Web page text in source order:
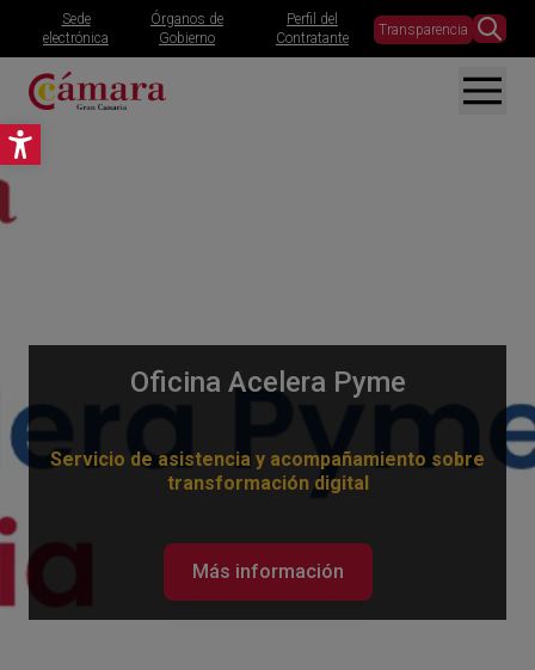
Abrir barra de herramientas
Sede
electrónica
Órganos de
Gobierno
Perfil del
Contratante
Transparencia
Oficina Acelera Pyme
Servicio de asistencia y acompañamiento sobre
transformación digital
Más información